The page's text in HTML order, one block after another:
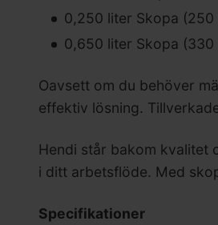
0,250 liter Skopa
0,650 liter Skopa
Oavsett om du behöver
effektiv lösning.
Hendi står bakom kvalitet
i ditt arbetsflöde. Med
Specifikationer